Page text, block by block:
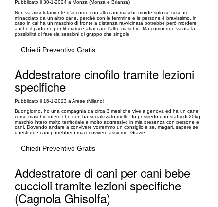
Pubblicato il 30-1-2024 a Monza (Monza e Brianza)
Non va assolutamente d'accordo con altri cani maschi, morde solo se si sente
minacciato da un altro cane, perchè con le femmine e le persone è bravissimo, in
caso in cui ha un maschio di fronte a distanza ravvicinata potrebbe però mordere
anche il padrone per liberarsi e attaccare l'altro maschio. Ma comunque valuta la
possibilità di fare sia sessioni di gruppo che singole
Chiedi Preventivo Gratis
Addestratore cinofilo tramite lezioni
specifiche
Pubblicato il 16-1-2023 a Arese (Milano)
Buongiorno, ho una compagnia da circa 3 mesi che vive a genova ed ha un cane
corso maschio intero che non ha socializzato molto. Io possiedo uno staffy di 20kg
maschio intero molto territoriale e molto aggressivo in mia presenza con persone e
cani. Dovendo andare a convivere vorremmo un consiglio e se, magari, sapere se
questi due cani potrebbero mai convivere assieme. Grazie
Chiedi Preventivo Gratis
Addestratore di cani per cani bebe
cuccioli tramite lezioni specifiche
(Cagnola Ghisolfa)